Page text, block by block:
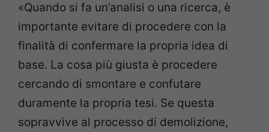
«Quando si fa un’analisi o una ricerca, è
importante evitare di procedere con la
finalità di confermare la propria idea di
base. La cosa più giusta è procedere
cercando di smontare e confutare
duramente la propria tesi. Se questa
sopravvive al processo di demolizione,